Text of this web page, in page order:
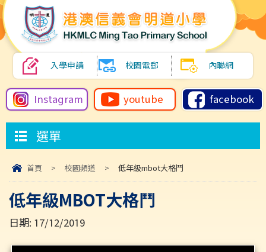
入學申請 校園電郵 內聯網
Instagram youtube facebook
選單
首頁 > 校園頻道 > 低年級mbot大格鬥
低年級MBOT大格鬥
日期: 17/12/2019